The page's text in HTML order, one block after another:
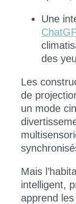
Une
des
Les
de
un mode
Mais
intelligent,
apprend